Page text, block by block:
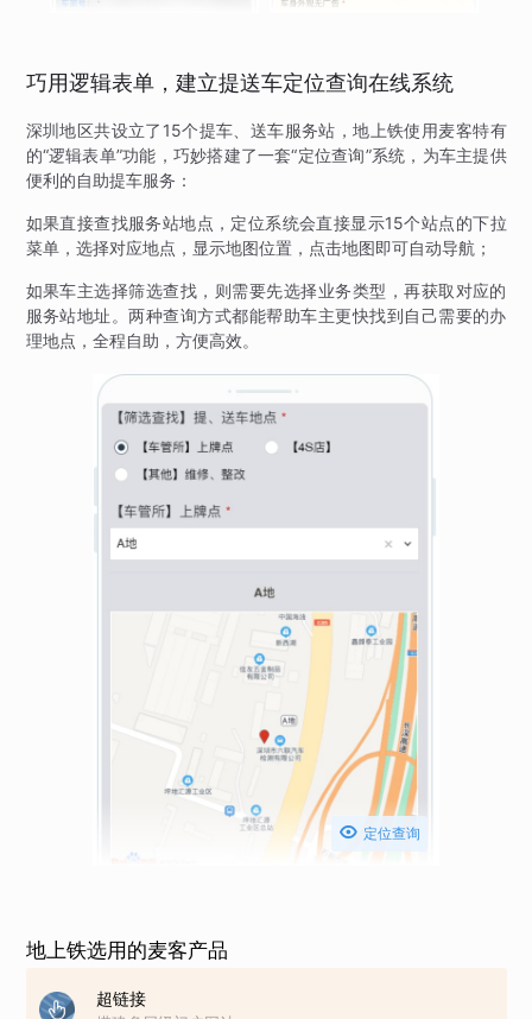
巧用逻辑表单，建立提送车定位查询在线系统
深圳地区共设立了15个提车、送车服务站，地上铁使用麦客特有
的“逻辑表单”功能，巧妙搭建了一套“定位查询”系统，为车主提供
便利的自助提车服务：
如果直接查找服务站地点，定位系统会直接显示15个站点的下拉
菜单，选择对应地点，显示地图位置，点击地图即可自动导航；
如果车主选择筛选查找，则需要先选择业务类型，再获取对应的
服务站地址。两种查询方式都能帮助车主更快找到自己需要的办
理地点，全程自助，方便高效。
 定位查询
地上铁选用的麦客产品
超链接